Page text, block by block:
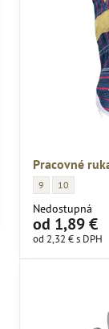
Pracovné
Pracovné
9 Pracovné
10
Nedostupná
od 1,89 €
od 2,32 €s DPH